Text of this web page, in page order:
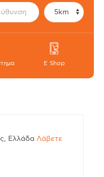
E Shop
Ελλάδα Λάβετε